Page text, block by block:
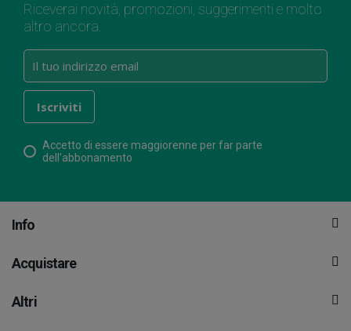
Riceverai novità, promozioni, suggerimenti e molto
altro ancora.
Accetto di essere maggiorenne per far parte
dell'abbonamento
Info
Acquistare
Altri